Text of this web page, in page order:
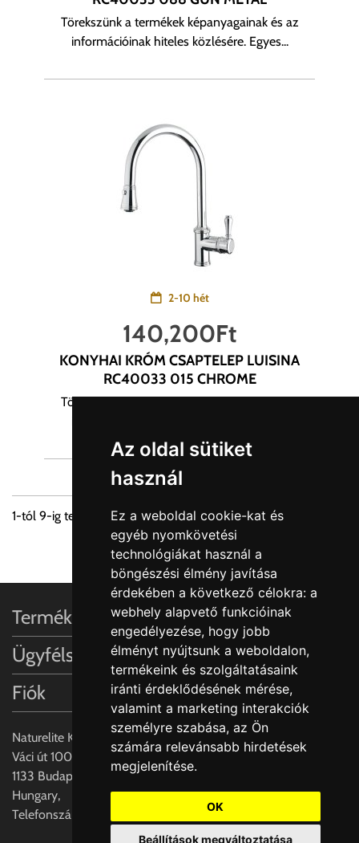
Az oldal sütiket
használ
Ez a weboldal cookie-kat és
egyéb nyomkövetési
technológiákat használ a
böngészési élmény javítása
érdekében a következő célokra: a
webhely alapvető funkcióinak
engedélyezése, hogy jobb
élményt nyújtsunk a weboldalon,
termékeink és szolgáltatásaink
iránti érdeklődésének mérése,
valamint a marketing interakciók
személyre szabása, az Ön
számára relevánsabb hirdetések
megjelenítése.
OK
Beállítások megváltoztatása
Törekszünk a termékek képanyagainak és az
információinak hiteles közlésére. Egyes...
2-10 hét
140,200Ft
KONYHAI KRÓM CSAPTELEP LUISINA
RC40033 015 CHROME
Törekszünk a termékek képanyagainak és az
1-tól 9-ig terjedő tételek összesen 526-ból
1
2 3 4 5
Naturelite Kft,
Váci út 100.,
1133 Budapest,
Hungary,
Telefonszám: +(36) 70-427-3837
Termékinformációk
Ügyfélszolgálat
Fiók